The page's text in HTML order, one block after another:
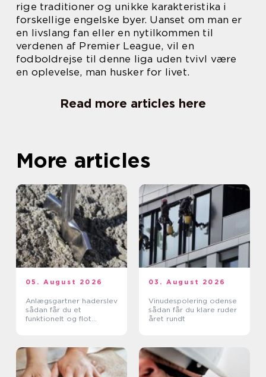
rige traditioner og unikke karakteristika i
forskellige engelske byer. Uanset om man er
en livslang fan eller en nytilkommen til
verdenen af Premier League, vil en
fodboldrejse til denne liga uden tvivl være
en oplevelse, man husker for livet.
Read more articles here
More articles
05. August 2026
Anlægsgartner haderslev
sådan får du et
funktionelt og flot
03. August 2026
Vinudespolering odense
sådan får du klare ruder
året rundt